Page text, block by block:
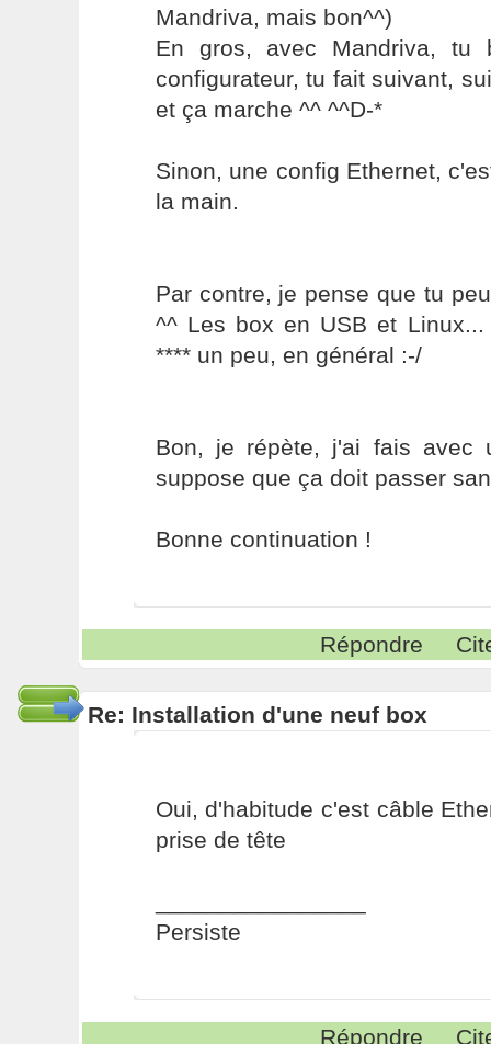
Mandriva, mais bon^^)
En gros, avec Mandriva, tu
configurateur, tu fait suivant,
et ça marche ^^ ^^D-*
Sinon, une config Ethernet,
la main.
Par contre, je pense que tu
^^ Les box en USB et
**** un peu, en général :-/
Bon, je répète, j'ai fais avec
suppose que ça doit passer
Bonne continuation !
Répondre
Re: Installation d'une neuf box
Oui, d'habitude c'est câble
prise de tête
Persiste
Répondre